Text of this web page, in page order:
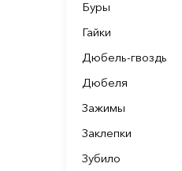
Буры
Гайки
Дюбель-гвоздь
Дюбеля
Зажимы
Заклепки
Зубило